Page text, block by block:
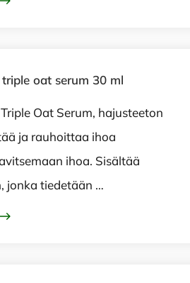
oat serum 30 ml
Oat Serum, hajusteeton
ja rauhoittaa ihoa
ihoa. Sisältää
jonka tiedetään …